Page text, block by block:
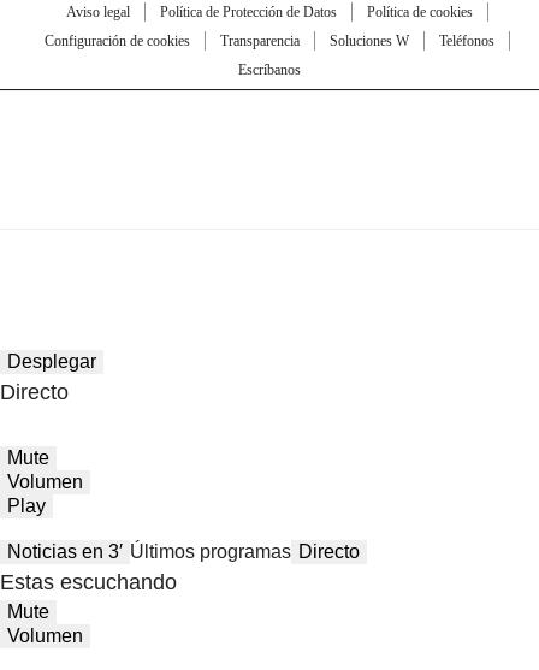
Aviso legal Política de Protección de Datos
Política de cookies
Configuración de cookies
Transparencia Soluciones W
Teléfonos
Escríbanos
Desplegar
Directo
Mute
Volumen
Play
Noticias en 3′ Últimos programas Directo
Estas escuchando
Mute
Volumen